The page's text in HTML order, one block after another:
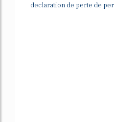
declaration de perte de